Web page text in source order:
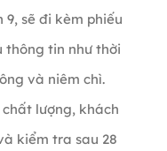
sẽ đi kèm phiếu
thông tin như thời
và niêm chì.
lượng, khách
kiểm tra sau 28